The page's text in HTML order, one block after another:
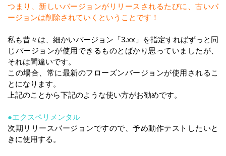
つまり、新しいバージョンがリリースされるたびに、古いバ
ージョンは削除されていくということです！
私も昔々は、細かいバージョン「3.xx」を指定すればずっと同
じバージョンが使用できるものとばかり思っていましたが、
それは間違いです。
この場合、常に最新のフローズンバージョンが使用されるこ
とになります。
上記のことから下記のような使い方がお勧めです。
●エクスペリメンタル
次期リリースバージョンですので、予め動作テストしたいと
きに使用する。